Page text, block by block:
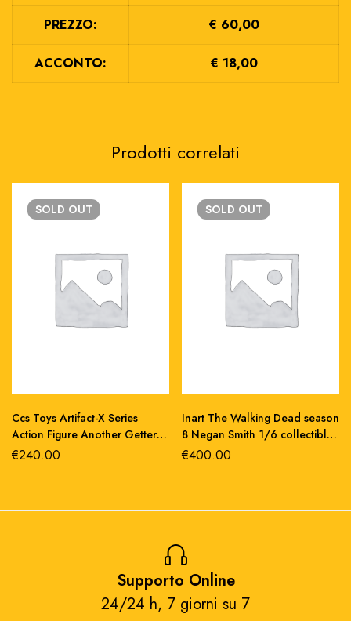
PREZZO: € 60,00
ACCONTO: € 18,00
Prodotti correlati
SOLD OUT
Ccs Toys Artifact-X Series
Action Figure Another Getter
20 cm abs/metallo
€240.00
SOLD OUT
Inart The Walking Dead season
8 Negan Smith 1/6 collectible
figure 37 cm
€400.00
Supporto Online
24/24 h, 7 giorni su 7​